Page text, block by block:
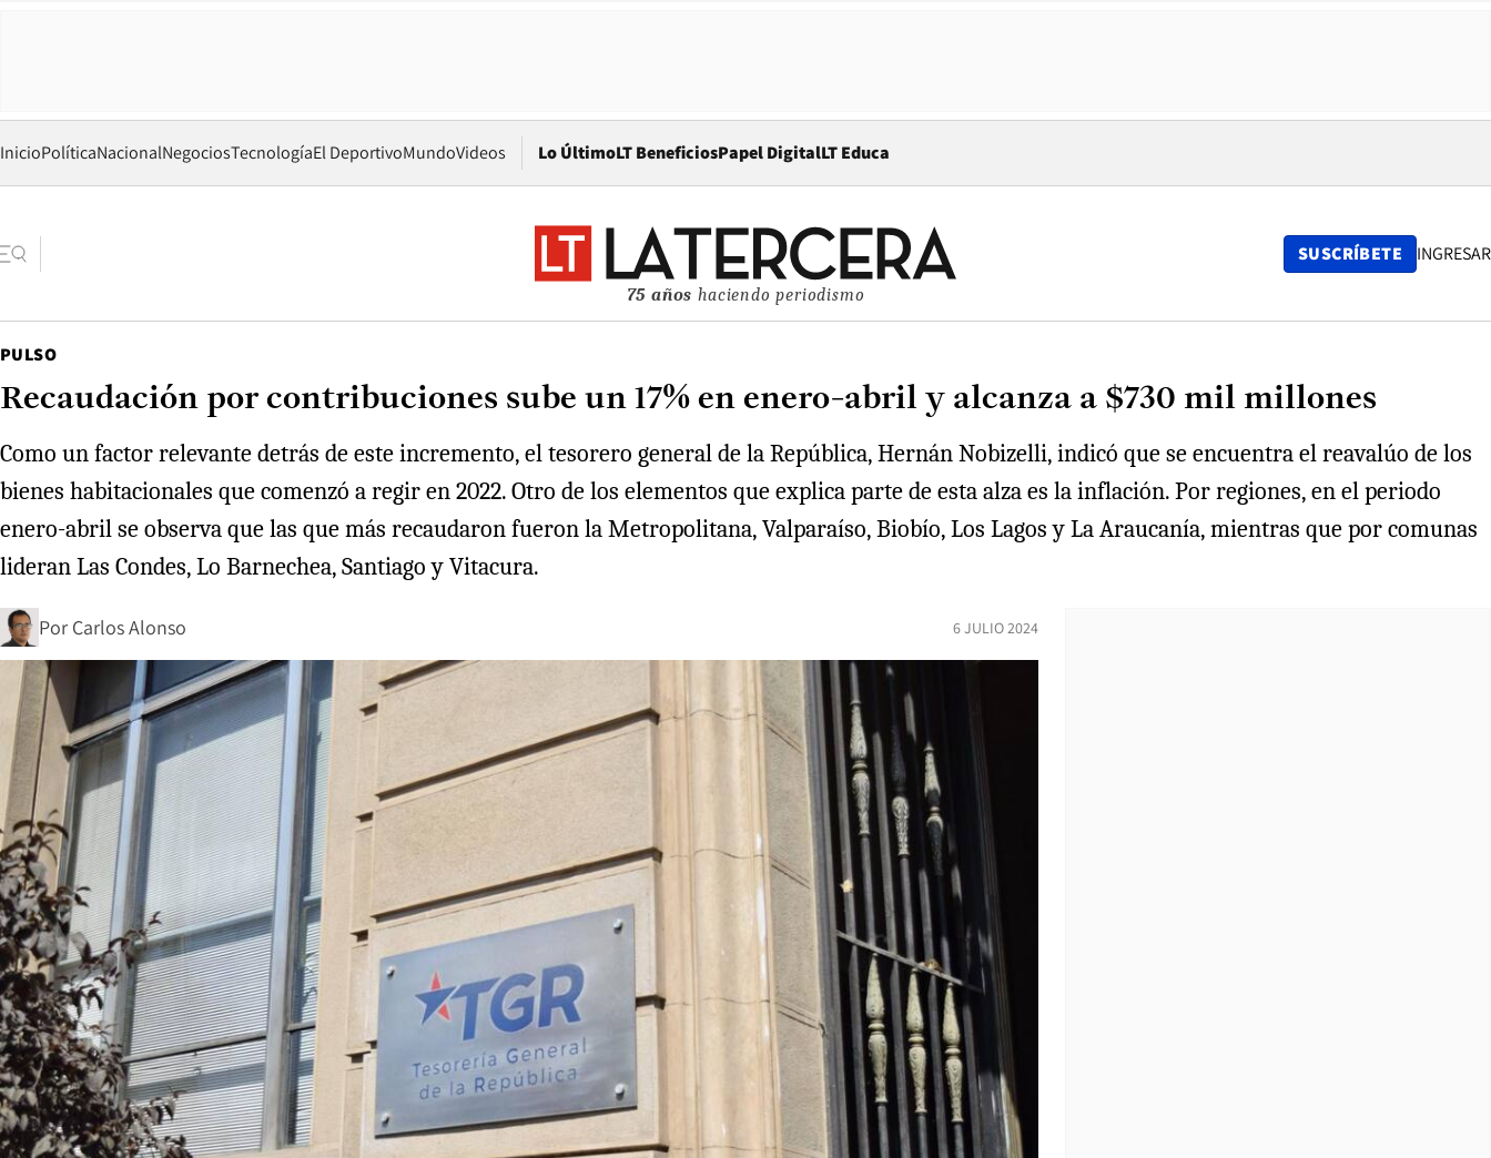
InicioPolíticaNacionalNegociosTecnologíaEl DeportivoMundoVideos Lo ÚltimoLT BeneficiosPapel DigitalOpens in new window
LT Educa
75 años haciendo periodismo
SUSCRÍBETE INGRESAR
PULSO
Recaudación por contribuciones sube un 17% en enero-abril y alcanza a $730 mil millones
Como un factor relevante detrás de este incremento, el tesorero general de la República, Hernán Nobizelli, indicó que se encuentra el reavalúo de los
bienes habitacionales que comenzó a regir en 2022. Otro de los elementos que explica parte de esta alza es la inflación. Por regiones, en el periodo
enero-abril se observa que las que más recaudaron fueron la Metropolitana, Valparaíso, Biobío, Los Lagos y La Araucanía, mientras que por comunas
lideran Las Condes, Lo Barnechea, Santiago y Vitacura.
Por Carlos Alonso 6 JULIO 2024